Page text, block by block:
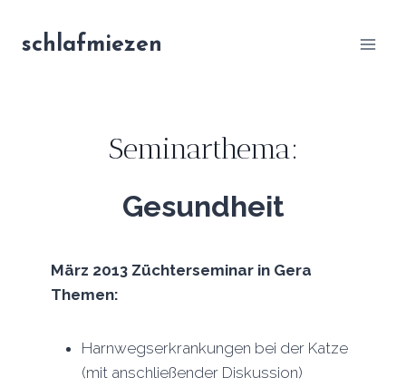
Inhaltschlafmiezen
Seminarthema:
Gesundheit
März 2013 Züchterseminar in Gera
Themen:
Harnwegserkrankungen bei der Katze
(mit anschließender Diskussion)